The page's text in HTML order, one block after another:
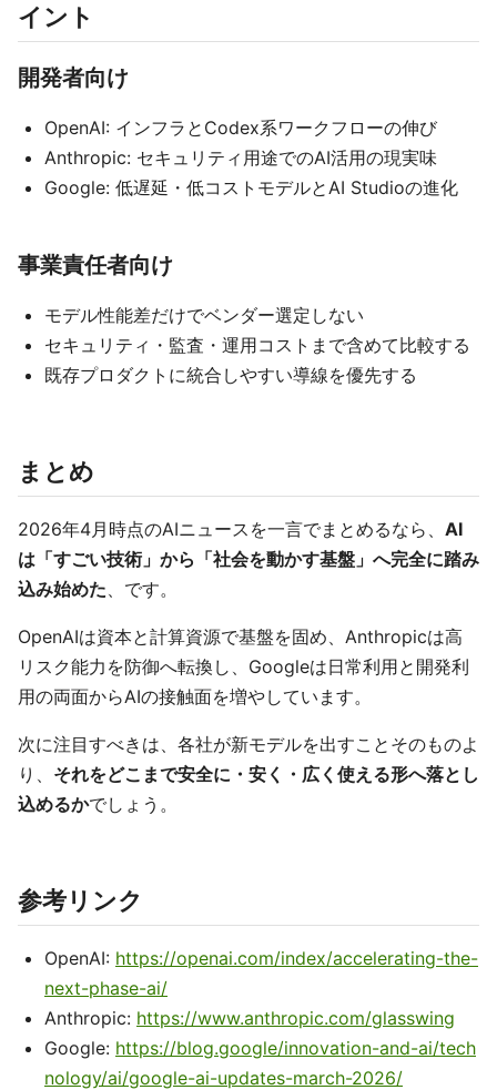
イント
開発者向け
OpenAI: インフラとCodex系ワークフローの伸び
Anthropic: セキュリティ用途でのAI活用の現実味
Google: 低遅延・低コストモデルとAI Studioの進化
事業責任者向け
モデル性能差だけでベンダー選定しない
セキュリティ・監査・運用コストまで含めて比較する
既存プロダクトに統合しやすい導線を優先する
まとめ
2026年4月時点のAIニュースを一言でまとめるなら、 AI
は「すごい技術」から「社会を動かす基盤」へ完全に踏み
込み始めた 、です。
OpenAIは資本と計算資源で基盤を固め、Anthropicは高
リスク能力を防御へ転換し、Googleは日常利用と開発利
用の両面からAIの接触面を増やしています。
次に注目すべきは、各社が新モデルを出すことそのものよ
り、 それをどこまで安全に・安く・広く使える形へ落とし
込めるかでしょう。
参考リンク
OpenAI: https://openai.com/index/accelerating-the-
next-phase-ai/
Anthropic: https://www.anthropic.com/glasswing
Google: https://blog.google/innovation-and-ai/tech
nology/ai/google-ai-updates-march-2026/